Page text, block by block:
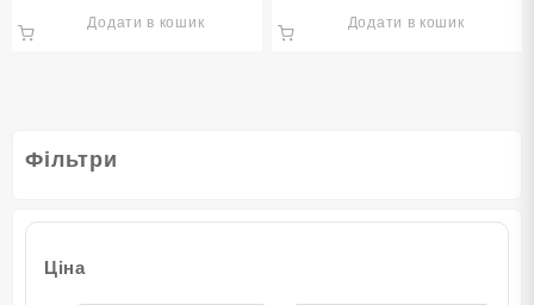
Фільтри
Ціна
Додати в кошик Додати в кошик